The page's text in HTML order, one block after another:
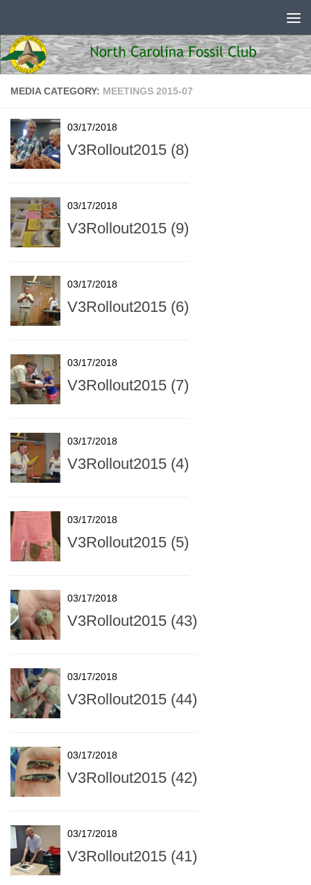
MEDIA CATEGORY: MEETINGS 2015-07
03/17/2018
V3Rollout2015 (8)
03/17/2018
V3Rollout2015 (9)
03/17/2018
V3Rollout2015 (6)
03/17/2018
V3Rollout2015 (7)
03/17/2018
V3Rollout2015 (4)
03/17/2018
V3Rollout2015 (5)
03/17/2018
V3Rollout2015 (43)
03/17/2018
V3Rollout2015 (44)
03/17/2018
V3Rollout2015 (42)
03/17/2018
V3Rollout2015 (41)